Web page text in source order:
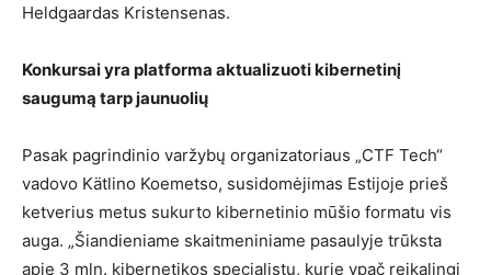
Heldgaardas Kristensenas.
Konkursai yra platforma aktualizuoti kibernetinį
saugumą tarp jaunuolių
Pasak pagrindinio varžybų organizatoriaus „CTF Tech“
vadovo Kätlino Koemetso, susidomėjimas Estijoje prieš
ketverius metus sukurto kibernetinio mūšio formatu vis
auga. „Šiandieniame skaitmeniniame pasaulyje trūksta
apie 3 mln. kibernetikos specialistų, kurie ypač reikalingi